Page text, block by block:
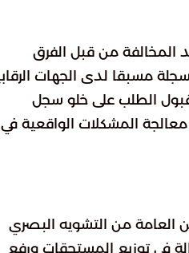
المخالفة من قبل الفرق
مسبقا لدى الجهات
الطلب على خلو سجل
المشكلات الواقعية في
العامة من التشويه البصري
في توزيع المستحقات ورفع